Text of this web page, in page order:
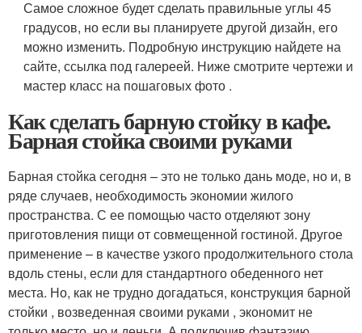
Самое сложное будет сделать правильные углы 45
градусов, но если вы планируете другой дизайн, его
можно изменить. Подробную инструкцию найдете на
сайте, ссылка под галереей. Ниже смотрите чертежи и
мастер класс на пошаговых фото .
Как сделать барную стойку в кафе.
Барная стойка своими руками
Барная стойка сегодня – это не только дань моде, но и, в
ряде случаев, необходимость экономии жилого
пространства. С ее помощью часто отделяют зону
приготовления пищи от совмещенной гостиной. Другое
применение – в качестве узкого продолжительного стола
вдоль стены, если для стандартного обеденного нет
места. Но, как не трудно догадаться, конструкция барной
стойки , возведенная своими руками , экономит не